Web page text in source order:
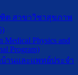
ต สาขาวิชาสุขภาพ
Medical Physics and
Program)
านและแพทย์ประจำ